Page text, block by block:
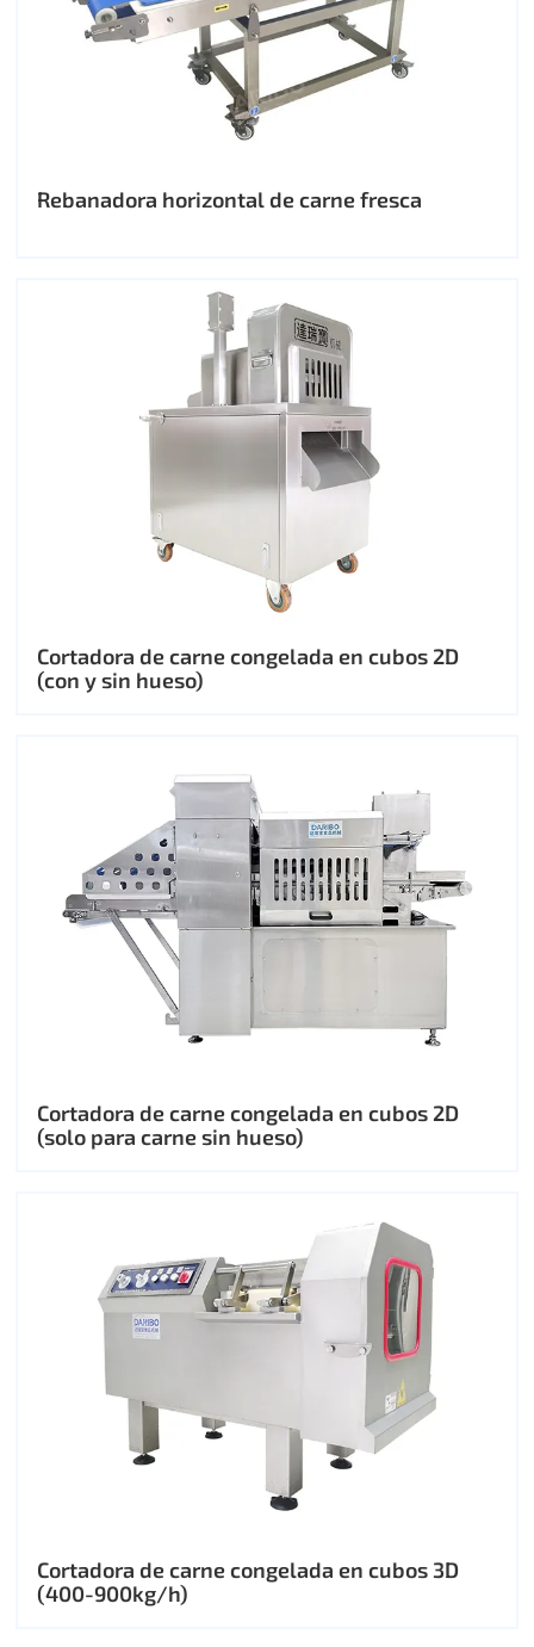
Rebanadora horizontal de carne fresca
Cortadora de carne congelada en cubos 2D
(con y sin hueso)
Cortadora de carne congelada en cubos 2D
(solo para carne sin hueso)
Cortadora de carne congelada en cubos 3D
(400-900kg/h)